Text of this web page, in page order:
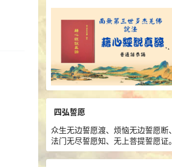
四弘誓愿
众生无边誓愿渡、烦恼无边誓愿断、
法门无尽誓愿知、无上菩提誓愿证。